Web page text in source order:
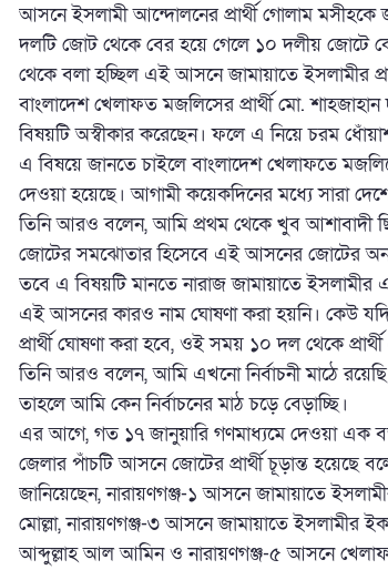
আসনে ইসলামী আন্দোলনের প্রার্থী গোলাম
দলটি জোট থেকে বের হয়ে গেলে ১০ দলীয় জোটে কে
থেকে বলা হচ্ছিল এই আসনে জামায়াতে ইসলামীর
বাংলাদেশ খেলাফত মজলিসের প্রার্থী মো. শাহজাহান
বিষয়টি অস্বীকার করেছেন। ফলে এ নিয়ে চরম
এ বিষয়ে জানতে চাইলে বাংলাদেশ খেলাফতে
দেওয়া হয়েছে। আগামী কয়েকদিনের মধ্যে সারা
তিনি আরও বলেন, আমি প্রথম থেকে খুব আশাবাদী
জোটের সমঝোতার হিসেবে এই আসনের জোটের অন্য
তবে এ বিষয়টি মানতে নারাজ জামায়াতে
এই আসনের কারও নাম ঘোষণা করা হয়নি। কেউ যদি
প্রার্থী ঘোষণা করা হবে, ওই সময় ১০ দল থেকে
তিনি আরও বলেন, আমি এখনো নির্বাচনী মাঠে
তাহলে আমি কেন নির্বাচনের মাঠ চড়ে বেড়াচ্ছি।
এর আগে, গত ১৭ জানুয়ারি গণমাধ্যমে দেওয়া এক
জেলার পাঁচটি আসনে জোটের প্রার্থী চূড়ান্ত হয়েছে
জানিয়েছেন, নারায়ণগঞ্জ-১ আসনে জামায়াতে
মোল্লা, নারায়ণগঞ্জ-৩ আসনে জামায়াতে ইসলামীর
আব্দুল্লাহ আল আমিন ও নারায়ণগঞ্জ-৫ আসনে